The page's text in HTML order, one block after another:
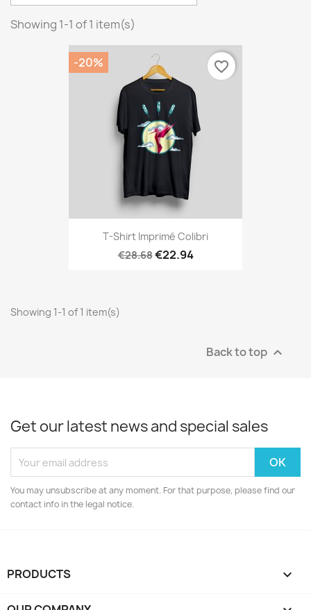
Showing 1-1 of 1 item(s)
T-Shirt Imprimé Colibri
€28.68€22.94
-20% favorite_border
Showing 1-1 of 1 item(s)
Back to top 
Get our latest news and special sales
You may unsubscribe at any moment. For that purpose, please find our
contact info in the legal notice.
PRODUCTS 